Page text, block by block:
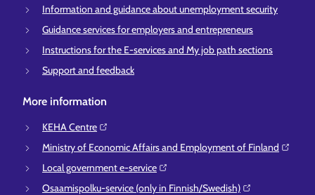
Information and guidance about unemployment security
Guidance services for employers and entrepreneurs
Instructions for the E-services and My job path sections
Support and feedback
More information
KEHA Centre⁠
Ministry of Economic Affairs and Employment of Finland⁠
Local government e-service⁠
Osaamispolku-service (only in Finnish/Swedish)⁠